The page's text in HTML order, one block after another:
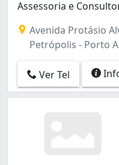
Assessoria e
Avenida Protásio
Petrópolis - Porto
Ver Tel